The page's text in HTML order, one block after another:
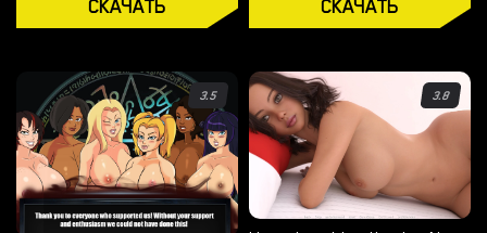
ИГРОВОЙ ДВИЖОК
RENPY
RUFFLE
HTML
СКАЧАТЬ СКАЧАТЬ
3.5 3.8